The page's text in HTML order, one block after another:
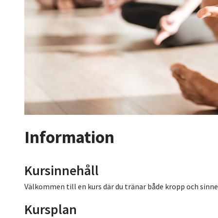
Information
Kursinnehåll
Välkommen till en kurs där du tränar både kropp och
Kursplan